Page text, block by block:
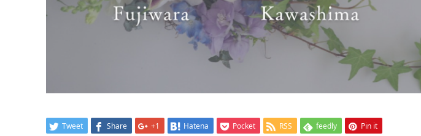
Tweet Share +1 Hatena Pocket RSS feedly Pin it